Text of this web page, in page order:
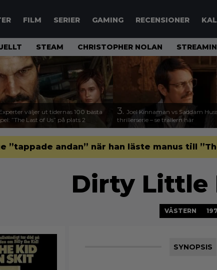
FILM SERIER GAMING RECENSIONER
STEAM CHRISTOPHER NOLAN
väljer ut tidernas 100 bästa
”The Last of Us” på plats 2
3. Joel Kinnaman vs Saddam
thrillerserie – se trailern här
”tappade andan” när han läste manus till
Dirty Little
VÄSTERN
SYNOPSIS